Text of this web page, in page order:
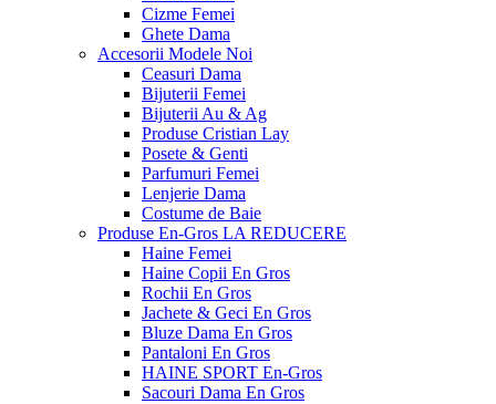
Cizme Femei
Ghete Dama
Accesorii Modele Noi
Ceasuri Dama
Bijuterii Femei
Bijuterii Au & Ag
Produse Cristian Lay
Posete & Genti
Parfumuri Femei
Lenjerie Dama
Costume de Baie
Produse En-Gros LA REDUCERE
Haine Femei
Haine Copii En Gros
Rochii En Gros
Jachete & Geci En Gros
Bluze Dama En Gros
Pantaloni En Gros
HAINE SPORT En-Gros
Sacouri Dama En Gros